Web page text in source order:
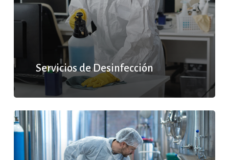
Servicios de Desinfección